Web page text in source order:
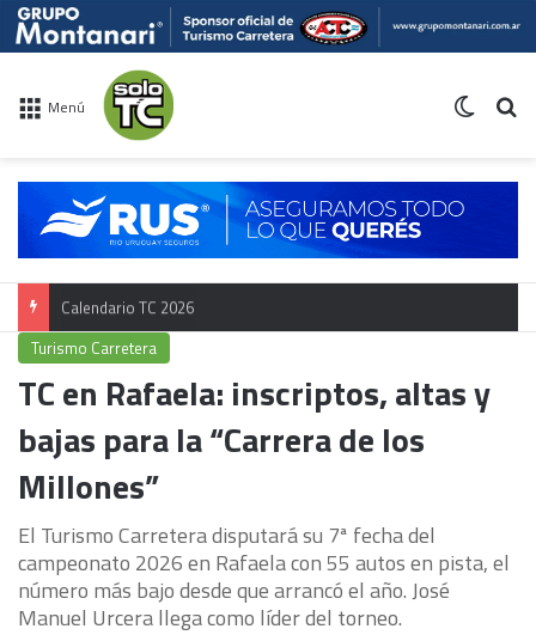
Menú
Calendario TC 2026
Turismo Carretera
TC en Rafaela: inscriptos, altas y
bajas para la “Carrera de los
Millones”
El Turismo Carretera disputará su 7ª fecha del
campeonato 2026 en Rafaela con 55 autos en pista, el
número más bajo desde que arrancó el año. José
Manuel Urcera llega como líder del torneo.